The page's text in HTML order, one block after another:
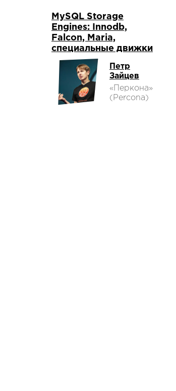
MySQL Storage
Engines: Innodb,
Falcon, Maria,
специальные движки
Петр
Зайцев
«Перкона»
(Percona)